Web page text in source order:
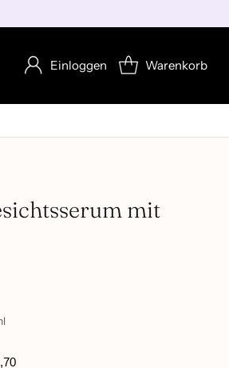
Einloggen Warenkorb
mit